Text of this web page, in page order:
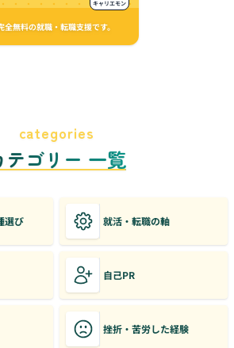
全無料の就職・転職支援です。
キャリエモン
categories
テゴリー 一覧
選び 就活・転職の軸
自己PR
挫折・苦労した経験